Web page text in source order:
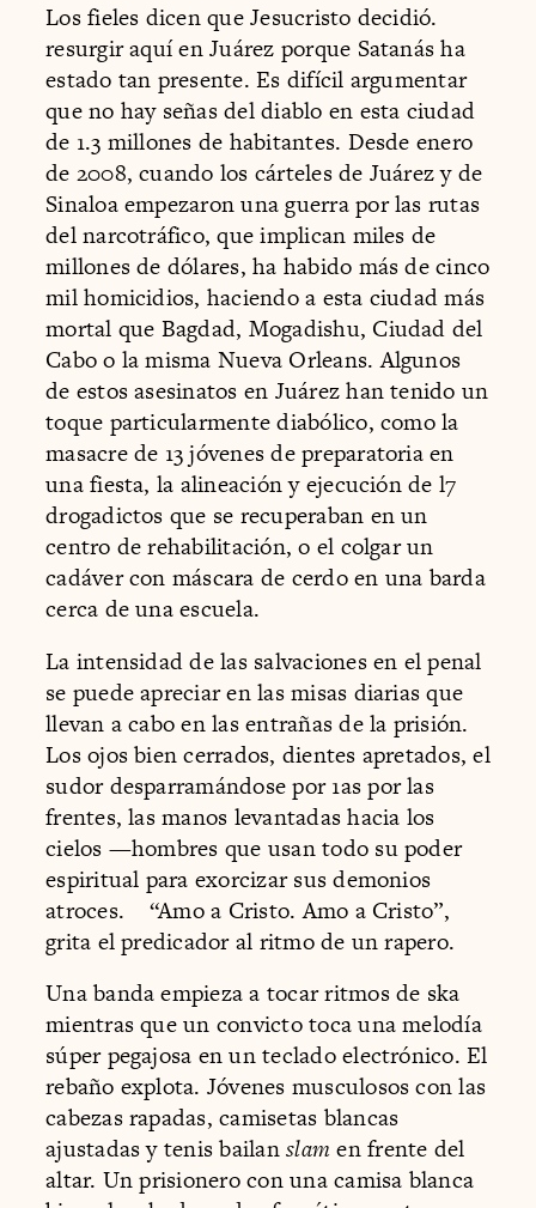
Los fieles dicen que Jesucristo decidió.
resurgir aquí en Juárez porque Satanás ha
estado tan presente. Es difícil argumentar
que no hay señas del diablo en esta ciudad
de 1.3 millones de habitantes. Desde enero
de 2008, cuando los cárteles de Juárez y de
Sinaloa empezaron una guerra por las rutas
del narcotráfico, que implican miles de
millones de dólares, ha habido más de cinco
mil homicidios, haciendo a esta ciudad más
mortal que Bagdad, Mogadishu, Ciudad del
Cabo o la misma Nueva Orleans. Algunos
de estos asesinatos en Juárez han tenido un
toque particularmente diabólico, como la
masacre de 13 jóvenes de preparatoria en
una fiesta, la alineación y ejecución de l7
drogadictos que se recuperaban en un
centro de rehabilitación, o el colgar un
cadáver con máscara de cerdo en una barda
cerca de una escuela.
La intensidad de las salvaciones en el penal
se puede apreciar en las misas diarias que
llevan a cabo en las entrañas de la prisión.
Los ojos bien cerrados, dientes apretados, el
sudor desparramándose por 1as por las
frentes, las manos levantadas hacia los
cielos —hombres que usan todo su poder
espiritual para exorcizar sus demonios
atroces. “Amo a Cristo. Amo a Cristo”,
grita el predicador al ritmo de un rapero.
Una banda empieza a tocar ritmos de ska
mientras que un convicto toca una melodía
súper pegajosa en un teclado electrónico. El
rebaño explota. Jóvenes musculosos con las
cabezas rapadas, camisetas blancas
ajustadas y tenis bailanslamen frente del
altar. Un prisionero con una camisa blanca